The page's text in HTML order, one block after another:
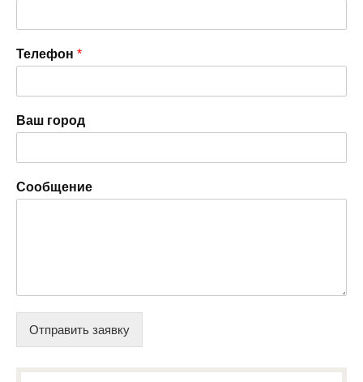
Телефон *
Ваш город
Сообщение
Отправить заявку